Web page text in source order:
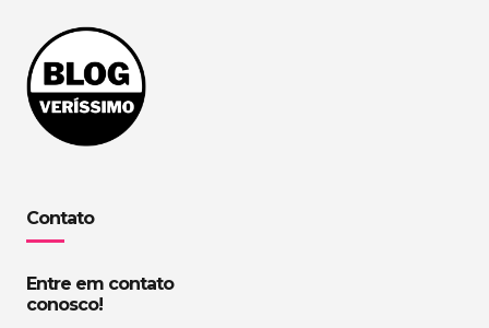
Contato
Entre em contato
conosco!